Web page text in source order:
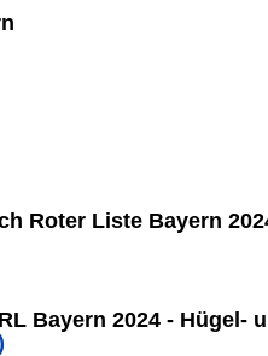
Roter Liste Bayern
Bayern 2024 - Hügel-